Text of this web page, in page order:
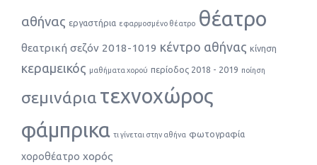
αθήνας εργαστήρια εφαρμοσμένο θέατρο θέατρο
θεατρική σεζόν 2018-1019 κέντρο αθήνας κίνηση
κεραμεικός μαθήματα χορού περίοδος 2018 - 2019 ποίηση
σεμινάρια τεχνοχώρος
φάμπρικα τι γίνεται στην αθήνα φωτογραφία
χοροθέατρο χορός